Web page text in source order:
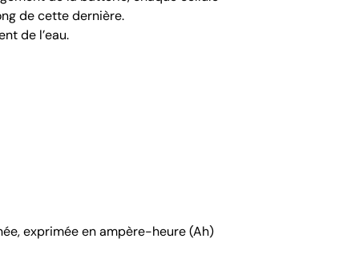
de cette dernière.
de l’eau.
exprimée en ampère-heure (Ah)